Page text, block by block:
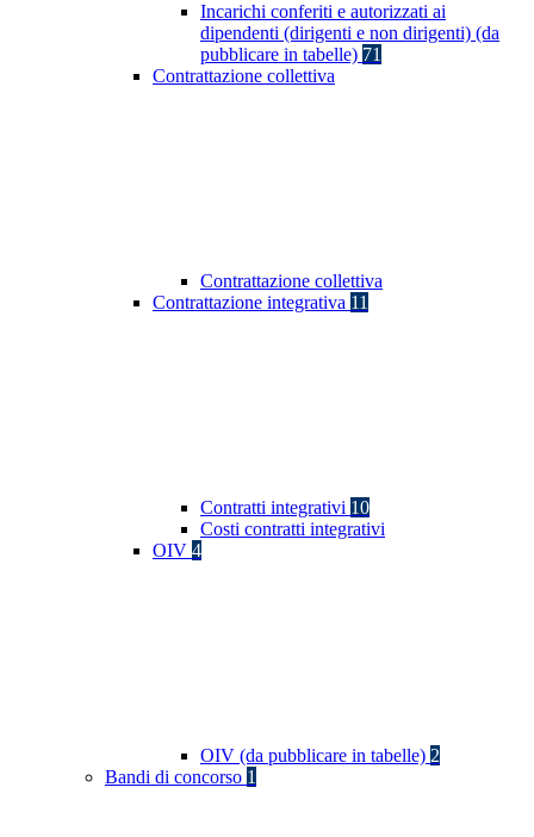
Incarichi conferiti e autorizzati ai
dipendenti (dirigenti e non dirigenti) (da
pubblicare in tabelle) 71
Contrattazione collettiva
Contrattazione collettiva
Contrattazione integrativa 11
Contratti integrativi 10
Costi contratti integrativi
OIV 4
OIV (da pubblicare in tabelle) 2
Bandi di concorso 1